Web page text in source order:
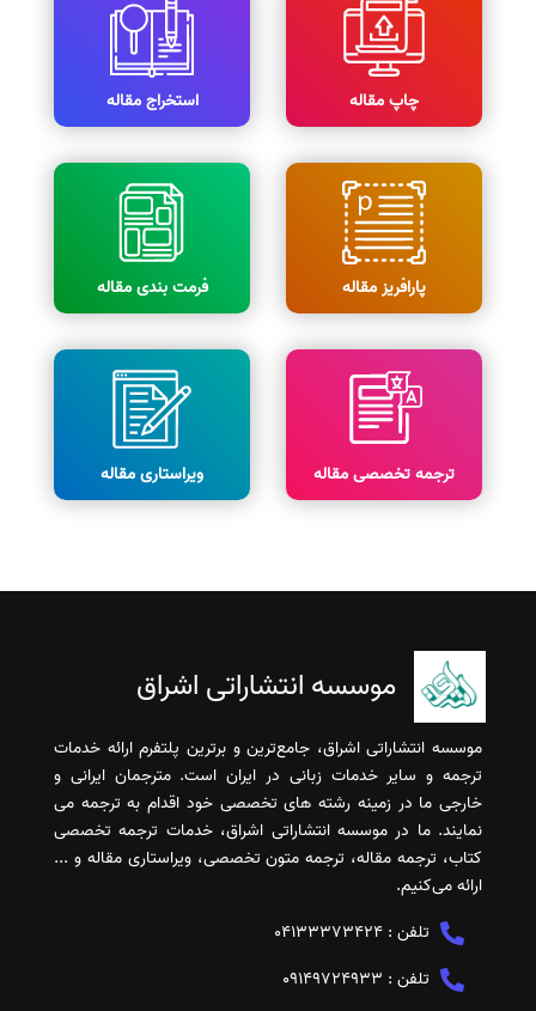
چاپ مقاله استخراج مقاله
پارافریز مقاله فرمت بندی مقاله
ترجمه تخصصی مقاله ویراستاری مقاله
موسسه انتشاراتی اشراق
موسسه انتشاراتی اشراق، جامع‌ترین و برترین پلتفرم ارائه خدمات
ترجمه و سایر خدمات زبانی در ایران است. مترجمان ایرانی و
خارجی ما در زمینه رشته های تخصصی خود اقدام به ترجمه می
نمایند. ما در موسسه انتشاراتی اشراق، خدمات ترجمه تخصصی
کتاب، ترجمه مقاله، ترجمه متون تخصصی، ویراستاری مقاله و ...
ارائه می‌کنیم.
تلفن : 04133373424
تلفن : 09149724933